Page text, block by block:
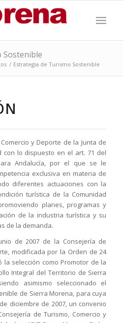
Sostenible
/ Estrategia de Turismo Sostenible
y Deporte de la Junta de
con lo dispuesto en el art. 71 del
Andalucía, por el que se le
exclusiva en materia de
diferentes actuaciones con la
turística de la Comunidad
planes, programas y
de la industria turística y su
de la demanda.
de 2007 de la Consejería de
modificada por la Orden de 24
la selección como Promotor de la
Integral del Territorio de Sierra
asimismo seleccionado el
de Sierra Morena, para cuya
diciembre de 2007, un convenio
de Turismo, Comercio y